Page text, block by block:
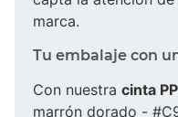
marca.
Tu embalaje con
Con nuestra cinta
marrón dorado -